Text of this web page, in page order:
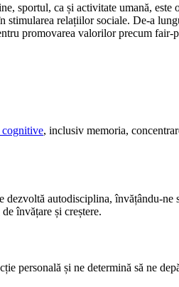
sportul, ca și activitate umană, este
stimularea relațiilor sociale. De-a
promovarea valorilor precum fair-
cognitive, inclusiv memoria,
dezvoltă autodisciplina, învățându-ne
învățare și creștere.
personală și ne determină să ne